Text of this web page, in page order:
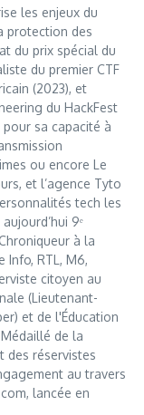
les enjeux du
protection des
du prix spécial du
du premier CTF
(2023), et
du HackFest
sa capacité à
ou encore Le
et l’agence Tyto
tech les
9ᵉ
à la
Info, RTL, M6,
citoyen au
(Lieutenant-
et de l'Éducation
de la
des réservistes
au travers
lancée en